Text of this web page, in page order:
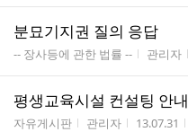
분묘기지권 질의 응답
게시판명
-- 장사등에 관한 법률 -- 작성자
관리자
평생교육시설 컨설팅 안내
게시판명
자유게시판 작성자
관리자 작성시간
13.07.31